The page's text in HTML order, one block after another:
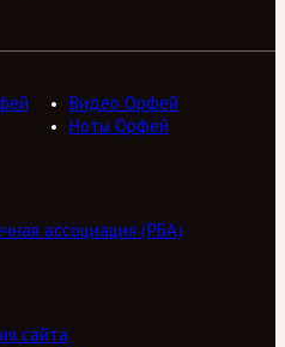
Видео Орфей
Ноты Орфей
ассоциация (РБА)
сайта